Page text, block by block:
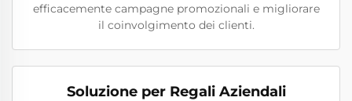
efficacemente campagne promozionali e migliorare
il coinvolgimento dei clienti.
Soluzione per Regali Aziendali